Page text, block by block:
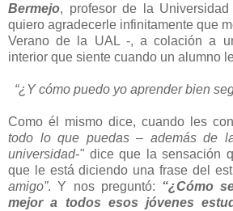
Bermejo, profesor de la
quiero agradecerle infinitamente que
Verano de la UAL -, a colación a
interior que siente cuando un alumno
“¿Y cómo puedo yo aprender bien
Como él mismo dice, cuando les
todo lo que puedas – además de
universidad-" dice que la sensación
que le está diciendo una frase del
amigo”. Y nos preguntó: “¿Cómo
mejor a todos esos jóvenes